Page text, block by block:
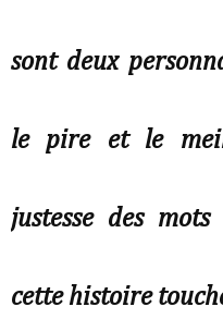
sont deux
le pire et le
justesse des
cette histoire